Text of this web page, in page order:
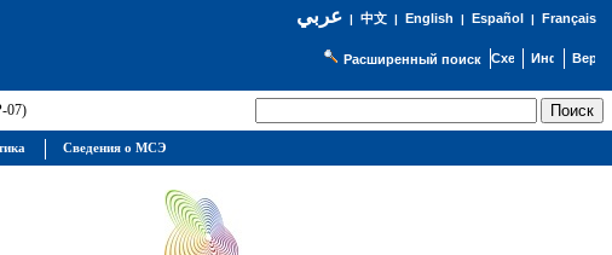
عربي| 中文| English | Español | Français
Расширенный поиск
07)
Сведения о МСЭ